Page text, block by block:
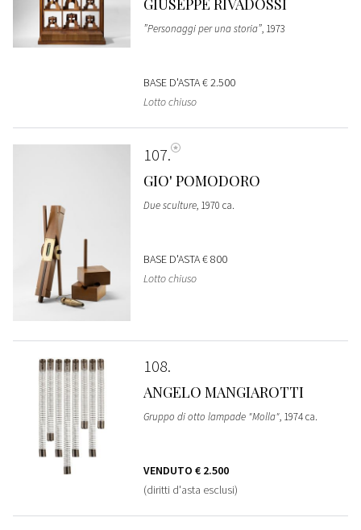
GIUSEPPE RIVADOSSI
”Personaggi per una storia”, 1973
BASE D'ASTA€ 2.500
Lotto chiuso
107
GIO' POMODORO
Due sculture, 1970 ca.
BASE D'ASTA€ 800
Lotto chiuso
108
ANGELO MANGIAROTTI
Gruppo di otto lampade "Molla", 1974 ca.
VENDUTO € 2.500
(diritti d'asta esclusi)